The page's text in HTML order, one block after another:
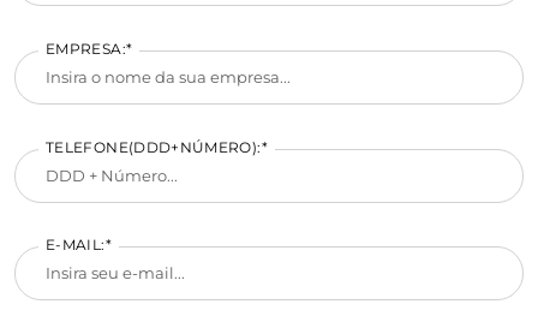
EMPRESA:*
TELEFONE(DDD+NÚMERO):*
E-MAIL:*